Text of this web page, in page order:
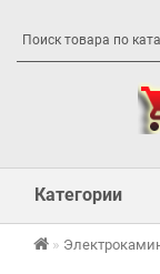
Категории